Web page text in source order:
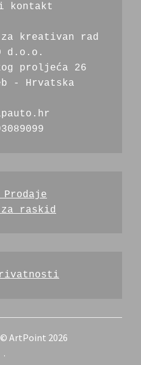
kontakt
kreativan rad
d.o.o.
proljeća 26
- Hrvatska
za raskid
© ArtPoint 2026
.